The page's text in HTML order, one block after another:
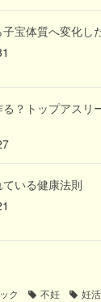
宝体質へ変化し
？トップアスリ
いる健康法則
ク 不妊 妊活